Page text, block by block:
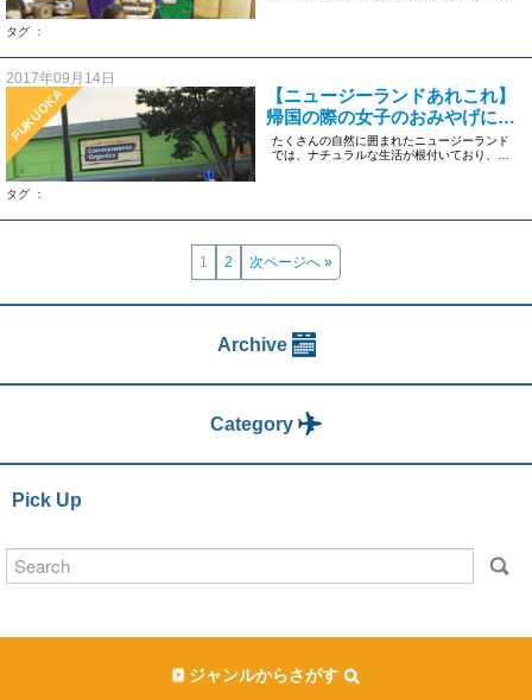
タグ ：
2017年09月14日
FUKUOKA
【ニュージーランドあれこれ】
帰国の際の女子のおみやげに♡
オーガニックスーパーをご紹介
たくさんの自然に囲まれたニュージーランド
では、ナチュラルな生活が根付いており、オ
タグ ：
1 2 次ページへ »
Archive
Category
Pick Up
ジャンルからさがす